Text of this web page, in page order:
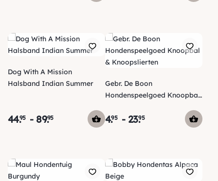
Dog With A Mission
Halsband Indian Summer
44.95 - 89.95
Gebr. De Boon
Hondenspeelgoed Knoopbal
4.95 - 23.95